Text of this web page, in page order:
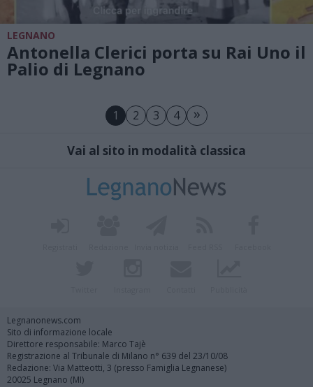
LEGNANO
Antonella Clerici porta su Rai Uno il
Palio di Legnano
1 2 3 4 »
Vai al sito in modalità classica
Legnanonews.com
Sito di informazione locale
Direttore responsabile: Marco Tajè
Registrazione al Tribunale di Milano n° 639 del 23/10/08
Redazione: Via Matteotti, 3 (presso Famiglia Legnanese)
20025 Legnano (MI)